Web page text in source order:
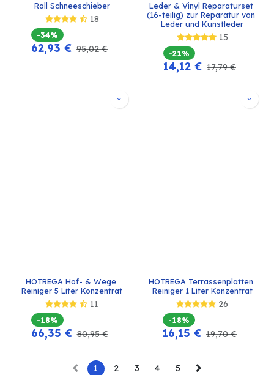
Roll Schneeschieber
18
-34%
62,93 € 95,02€
Leder & Vinyl Reparaturset
(16-teilig) zur Reparatur von
Leder und Kunstleder
15
-21%
14,12 € 17,79€
HOTREGA Hof- & Wege
Reiniger 5 Liter Konzentrat
11
-18%
66,35 € 80,95€
HOTREGA Terrassenplatten
Reiniger 1 Liter Konzentrat
26
-18%
16,15 € 19,70€
1 2 3 4 5